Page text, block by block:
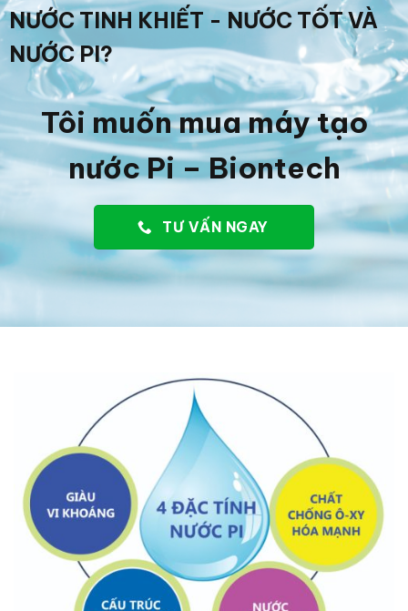
NƯỚC TINH KHIẾT - NƯỚC TỐT VÀ
NƯỚC PI?
Tôi muốn mua máy tạo
nước Pi – Biontech
TƯ VẤN NGAY